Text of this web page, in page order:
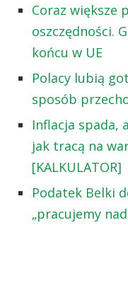
Coraz większe
oszczędności.
końcu w UE
Polacy lubią
sposób
Inflacja spada,
jak tracą na
[KALKULATOR]
Podatek Belki
„pracujemy